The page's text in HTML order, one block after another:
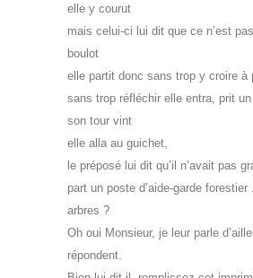
elle y courut
mais celui-ci lui dit que ce n’est
boulot
elle partit donc sans trop y croire à
sans trop réfléchir elle entra, prit
son tour vint
elle alla au guichet,
le préposé lui dit qu’il n’avait pas
part un poste d’aide-garde
arbres ?
Oh oui Monsieur, je leur parle
répondent.